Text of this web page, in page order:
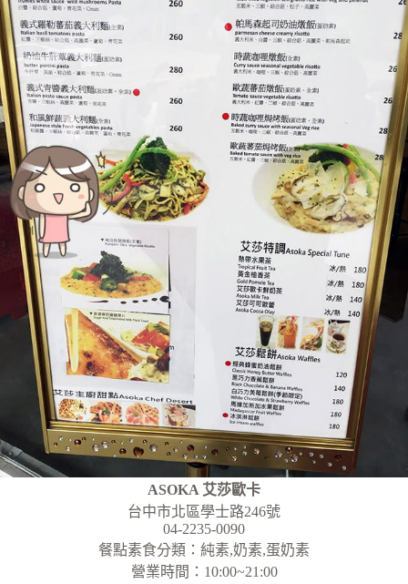
ASOKA 艾莎歐卡
台中市北區學士路246號
04-2235-0090
餐點素食分類：純素,奶素,蛋奶素
營業時間：10:00~21:00